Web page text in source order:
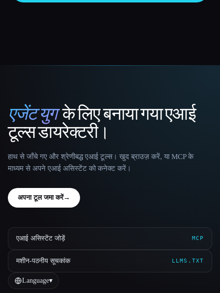
That AI Collection
एजेंट युगके लिए बनाया गया एआई
टूल्स डायरेक्टरी।
हाथ से जाँचे गए और श्रेणीबद्ध एआई टूल्स। खुद ब्राउज़ करें, या MCP के
माध्यम से अपने एआई असिस्टेंट को कनेक्ट करें।
अपना टूल जमा करें→
एआई असिस्टेंट जोड़ें MCP
मशीन-पठनीय सूचकांक LLMS.TXT
Language▾